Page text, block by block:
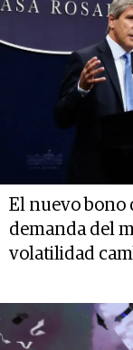
El nuevo bono
demanda del
volatilidad